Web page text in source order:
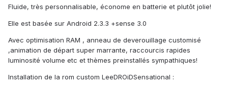
Fluide, très personnalisable, économe en batterie et plutôt jolie!
Elle est basée sur Android 2.3.3 +sense 3.0
Avec optimisation RAM , anneau de deverouillage customisé
,animation de départ super marrante, raccourcis rapides
luminosité volume etc et thèmes preinstallés sympathiques!
Installation de la rom custom LeeDROiDSensational :